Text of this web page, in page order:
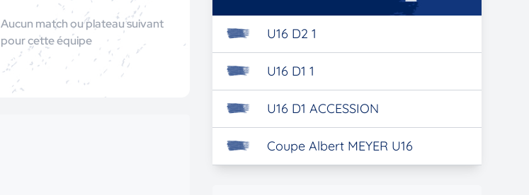
Aucun match ou plateau suivant
pour cette équipe
U16 D2 1
U16 D1 1
U16 D1 ACCESSION
Coupe Albert MEYER U16